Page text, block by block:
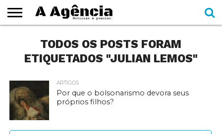
CADERNOS
SEÇÕES
ESPECIAIS
COMO
AJUDAR
CONTATOTODOS OS POSTS FORAM
ETIQUETADOS "JULIAN LEMOS"
ARTIGOS
Por que o bolsonarismo devora seus
próprios filhos?